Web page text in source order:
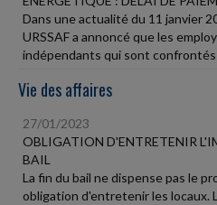
Dans une actualité du 11 janvier
URSSAF a annoncé que les
indépendants qui sont confrontés
Vie des affaires
27/01/2023
OBLIGATION D'ENTRETENIR
BAIL
La fin du bail ne dispense pas le
obligation d'entretenir les locaux.